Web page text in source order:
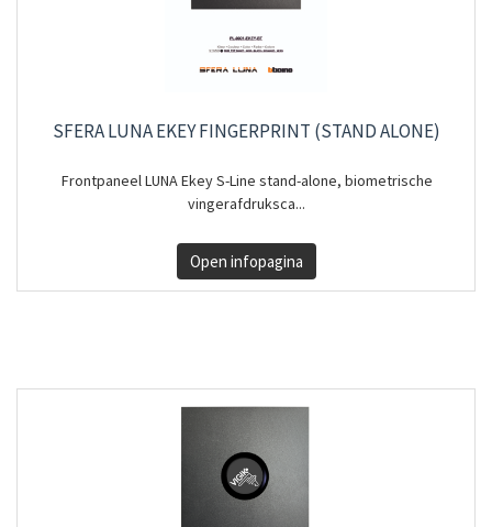
SFERA LUNA EKEY FINGERPRINT (STAND ALONE)
Frontpaneel LUNA Ekey S-Line stand-alone, biometrische
vingerafdruksca...
Open infopagina